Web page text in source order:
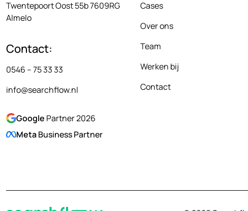
Twentepoort Oost 55b 7609RG
Almelo
Contact:
0546 – 75 33 33
info@searchflow.nl
Google Partner 2026
MetaBusiness Partner
Cases
Over ons
Team
Werken bij
Contact